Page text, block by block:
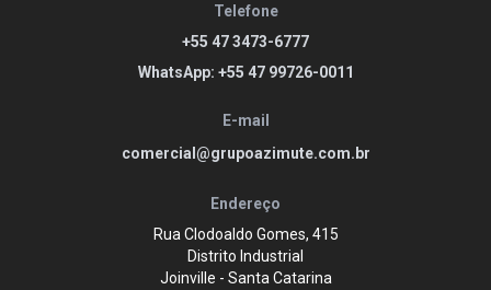
Telefone
+55 47 3473-6777
WhatsApp: +55 47 99726-0011
E-mail
comercial@grupoazimute.com.br
Endereço
Rua Clodoaldo Gomes, 415
Distrito Industrial
Joinville - Santa Catarina